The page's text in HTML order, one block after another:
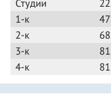
Студии
1-к
2-к
3-к
4-к